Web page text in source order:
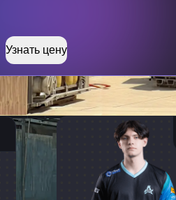
Узнать цену